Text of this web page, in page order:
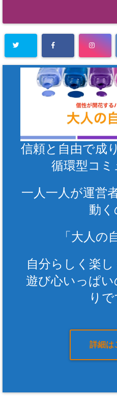
信頼と自由で成
循環型コ
一人一人が運営
動く
「大人の
自分らしく楽
遊び心いっぱい
りで
詳細は